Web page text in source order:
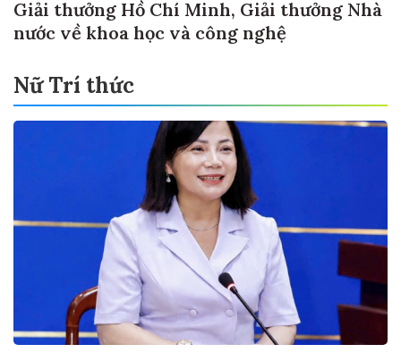
Giải thưởng Hồ Chí Minh, Giải thưởng Nhà
nước về khoa học và công nghệ
Nữ Trí thức